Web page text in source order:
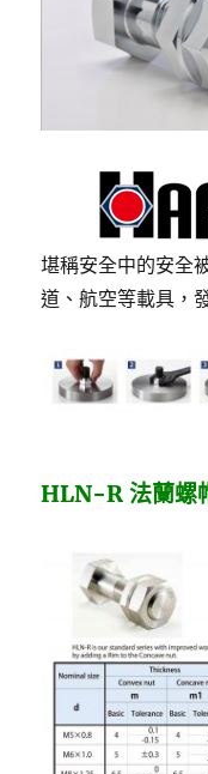
堪稱安全中的安全
道、航空等載具，
HLN-R 法蘭螺